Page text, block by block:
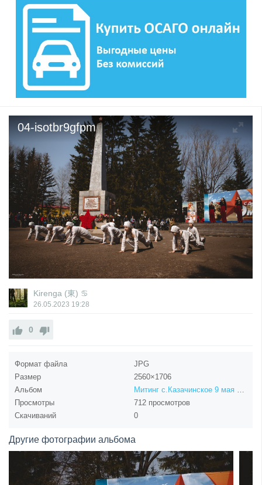
04-isotbr9gfpm
Kirenga (東) ♋
26.05.2023 19:28
0
Формат файла
JPG
Размер
2560×1706
Альбом
Митинг с.Казачинское 9 мая 2023
Просмотры
712 просмотров
Скачиваний
0
Другие фотографии альбома